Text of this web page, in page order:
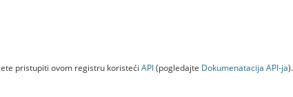
pristupiti ovom registru koristeći API(pogledajte Dokumenаtаcijа API-jа).